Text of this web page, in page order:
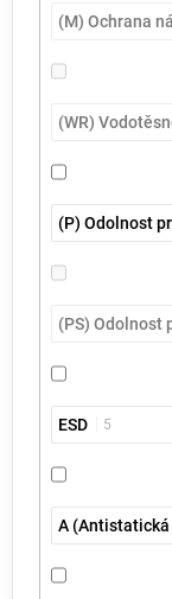
(M) Ochrana
(WR)
(P) Odolnost
(PS) Odolnost
ESD 5
A (Antistatická